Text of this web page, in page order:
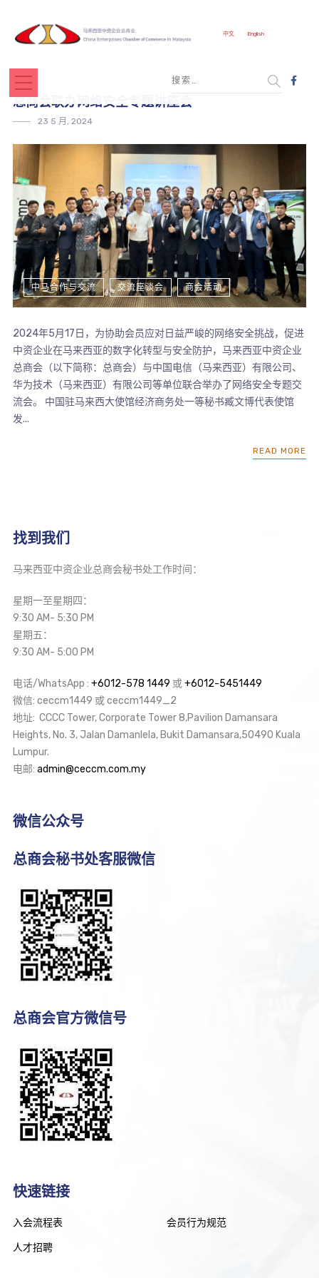
中文 English
总商会联办网络安全专题讲座会
23 5 月, 2024
中马合作与交流 交流座谈会 商会活动
2024年5月17日，为协助会员应对日益严峻的网络安全挑战，促进
中资企业在马来西亚的数字化转型与安全防护，马来西亚中资企业
总商会（以下简称：总商会）与中国电信（马来西亚）有限公司、
华为技术（马来西亚）有限公司等单位联合举办了网络安全专题交
流会。 中国驻马来西大使馆经济商务处一等秘书臧文博代表使馆
发...
READ MORE
找到我们
马来西亚中资企业总商会秘书处工作时间：
星期一至星期四：
9:30 AM- 5:30 PM
星期五：
9:30 AM- 5:00 PM
电话/WhatsApp : +6012-578 1449 或+6012-5451449
微信: ceccm1449 或 ceccm1449_2
地址: CCCC Tower, Corporate Tower 8,Pavilion Damansara
Heights, No. 3, Jalan Damanlela, Bukit Damansara,50490 Kuala
Lumpur.
电邮: admin@ceccm.com.my
微信公众号
总商会秘书处客服微信
总商会官方微信号
快速链接
入会流程表 会员行为规范
人才招聘